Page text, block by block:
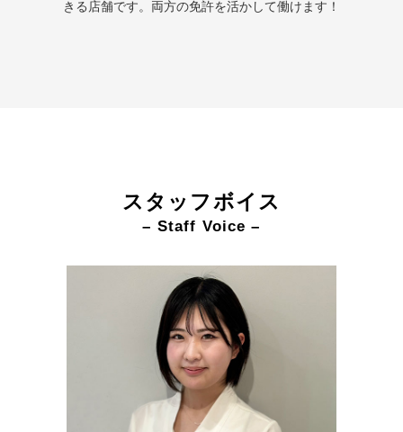
きる店舗です。両方の免許を活かして働けます！
スタッフボイス
– Staff Voice –